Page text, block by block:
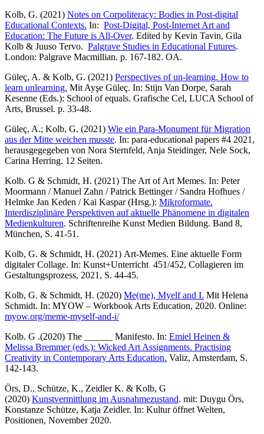
Kolb, G. (2021) Notes on Corpoliteracy: Bodies in Post-digital
Educational Contexts. In: Post-Digital, Post-Internet Art and
Education: The Future is All-Over. Edited by Kevin Tavin, Gila
Kolb & Juuso Tervo. Palgrave Studies in Educational Futures.
London: Palgrave Macmillian. p. 167-182. OA.
Güleç, A. & Kolb, G. (2021) Perspectives of un-learning. How to
learn unlearning. Mit Ayşe Güleç. In: Stijn Van Dorpe, Sarah
Kesenne (Eds.): School of equals. Grafische Cel, LUCA School of
Arts, Brussel. p. 33-48.
Güleç, A.; Kolb, G. (2021) Wie ein Para-Monument für Migration
aus der Mitte weichen musste. In: para-educational papers #4 2021,
herausgegegeben von Nora Sternfeld, Anja Steidinger, Nele Sock,
Carina Herring. 12 Seiten.
Kolb. G & Schmidt, H. (2021) The Art of Art Memes. In: Peter
Moormann / Manuel Zahn / Patrick Bettinger / Sandra Hofhues /
Helmke Jan Keden / Kai Kaspar (Hrsg.): Mikroformate.
Interdisziplinäre Perspektiven auf aktuelle Phänomene in digitalen
Medienkulturen. Schriftenreihe Kunst Medien Bildung. Band 8,
München, S. 41-51.
Kolb, G. & Schmidt, H. (2021) Art-Memes. Eine aktuelle Form
digitaler Collage. In: Kunst+Unterricht 451/452, Collagieren im
Gestaltungsprozess, 2021, S. 44-45.
Kolb, G. & Schmidt, H. (2020) Me(me), Myelf and I. Mit Helena
Schmidt. In: MYOW – Workbook Arts Education, 2020. Online:
myow.org/meme-myself-and-i/
Kolb. G .(2020) The ______ Manifesto. In: Emiel Heinen &
Melissa Bremmer (eds.): Wicked Art Assignments. Practising
Creativity in Contemporary Arts Education. Valiz, Amsterdam, S.
142-143.
Örs, D., Schütze, K., Zeidler K. & Kolb, G
(2020) Kunstvermittlung im Ausnahmezustand. mit: Duygu Örs,
Konstanze Schütze, Katja Zeidler. In: Kultur öffnet Welten,
Positionen, November 2020.